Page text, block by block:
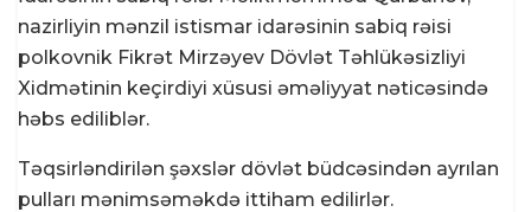
nazirliyin mənzil istismar idarəsinin sabiq rəisi
polkovnik Fikrət Mirzəyev Dövlət Təhlükəsizliyi
Xidmətinin keçirdiyi xüsusi əməliyyat nəticəsində
həbs ediliblər.
Təqsirləndirilən şəxslər dövlət büdcəsindən ayrılan
pulları mənimsəməkdə ittiham edilirlər.